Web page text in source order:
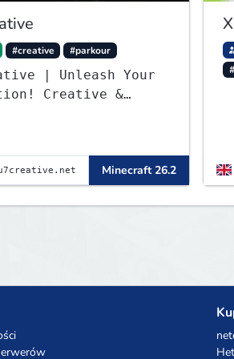
#creative #parkour
| Unleash Your
Creative &
Minecraft 26.2